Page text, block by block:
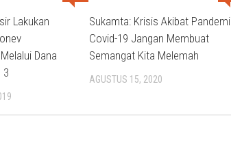
Lakukan
Dana
3
Sukamta: Krisis Akibat Pandemi
Covid-19 Jangan Membuat
Semangat Kita Melemah
AGUSTUS 15, 2020